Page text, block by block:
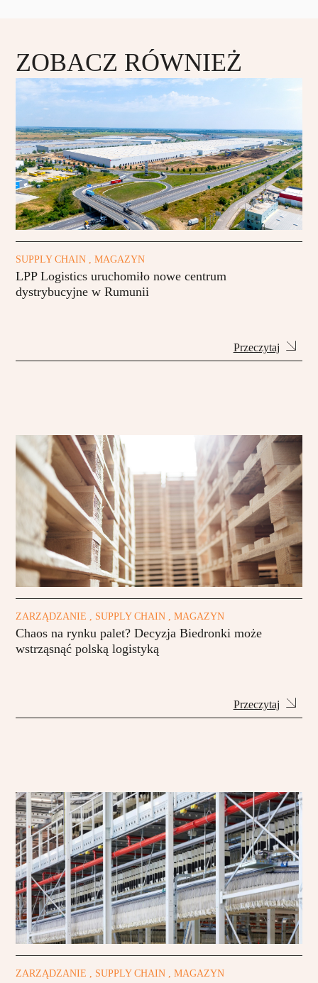
ZOBACZ RÓWNIEŻ
SUPPLY CHAIN , MAGAZYN
LPP Logistics uruchomiło nowe centrum
dystrybucyjne w Rumunii
Przeczytaj
ZARZĄDZANIE , SUPPLY CHAIN , MAGAZYN
Chaos na rynku palet? Decyzja Biedronki może
wstrząsnąć polską logistyką
Przeczytaj
ZARZĄDZANIE , SUPPLY CHAIN , MAGAZYN